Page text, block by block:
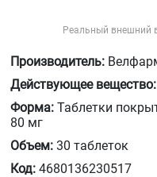
Реальный внешний
Производитель:
Действующее вещество:
Форма: Таблетки
80 мг
Объем: 30 таблеток
Код: 4680136230517